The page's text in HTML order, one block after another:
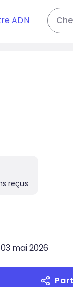
ADN
reçus
mai 2026